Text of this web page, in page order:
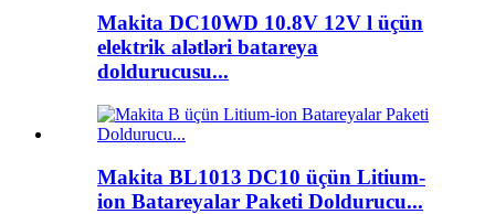
Makita DC10WD 10.8V 12V l üçün
elektrik alətləri batareya
doldurucusu...
Makita BL1013 DC10 üçün Litium-
ion Batareyalar Paketi Doldurucu...